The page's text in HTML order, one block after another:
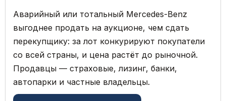
Аварийный или тотальный Mercedes-Benz
выгоднее продать на аукционе, чем сдать
перекупщику: за лот конкурируют покупатели
со всей страны, и цена растёт до рыночной.
Продавцы — страховые, лизинг, банки,
автопарки и частные владельцы.